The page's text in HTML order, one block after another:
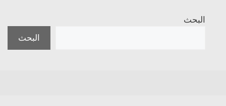
البحث
البحث